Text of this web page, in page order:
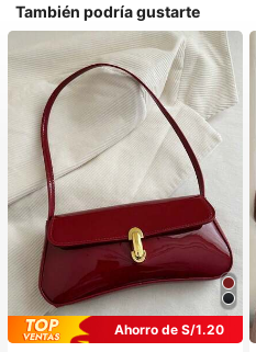
También podría gustarte
Ahorro de S/1.20